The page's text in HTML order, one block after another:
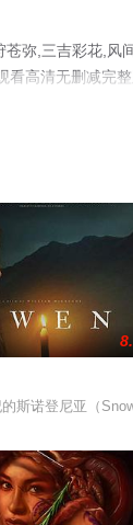
弥,三吉彩花,风
高清无删减完
她，凶手们想让
“志愿、 快乐、
斯诺登尼亚（